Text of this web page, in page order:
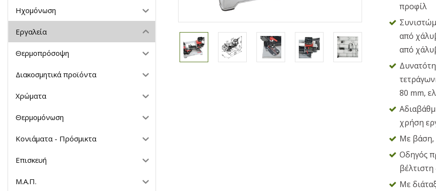
Ηχομόνωση
Εργαλεία
Θερμοπρόσοψη
Διακοσμητικά προϊόντα
Χρώματα
Θερμομόνωση
Κονιάματα - Πρόσμικτα
Επισκευή
Μ.Α.Π.
προφίλ
από
από
80 mm,
χρήση
Με βάση,
Οδηγός
Με